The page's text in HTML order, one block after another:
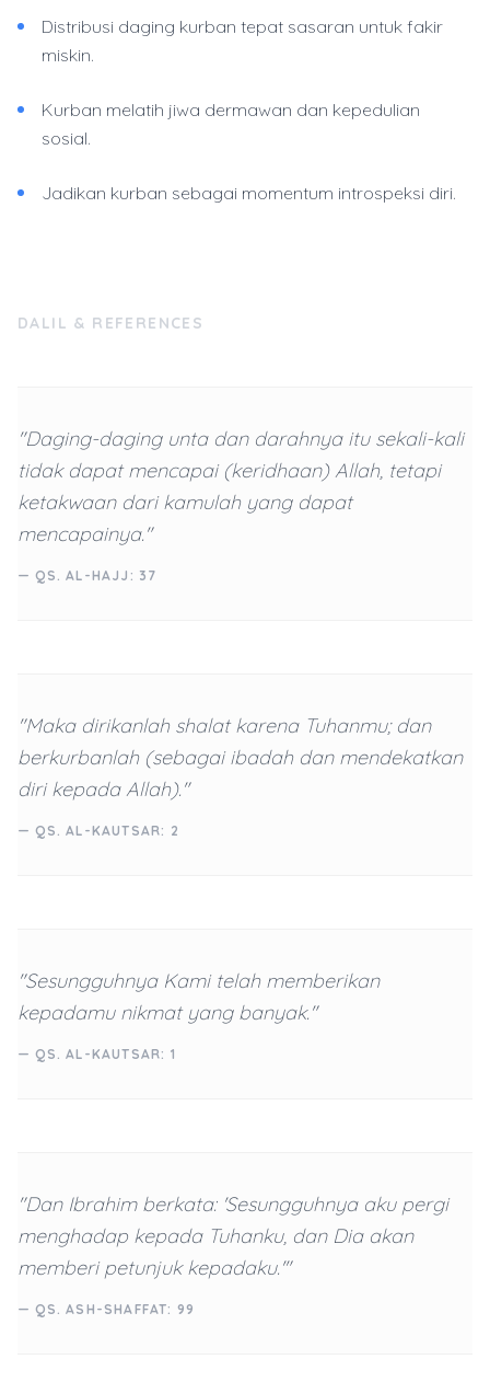
Distribusi daging kurban tepat sasaran untuk fakir
miskin.
Kurban melatih jiwa dermawan dan kepedulian
sosial.
Jadikan kurban sebagai momentum introspeksi diri.
DALIL & REFERENCES
"Daging-daging unta dan darahnya itu sekali-kali
tidak dapat mencapai (keridhaan) Allah, tetapi
ketakwaan dari kamulah yang dapat
mencapainya."
— QS. AL-HAJJ: 37
"Maka dirikanlah shalat karena Tuhanmu; dan
berkurbanlah (sebagai ibadah dan mendekatkan
diri kepada Allah)."
— QS. AL-KAUTSAR: 2
"Sesungguhnya Kami telah memberikan
kepadamu nikmat yang banyak."
— QS. AL-KAUTSAR: 1
"Dan Ibrahim berkata: 'Sesungguhnya aku pergi
menghadap kepada Tuhanku, dan Dia akan
memberi petunjuk kepadaku.'"
— QS. ASH-SHAFFAT: 99